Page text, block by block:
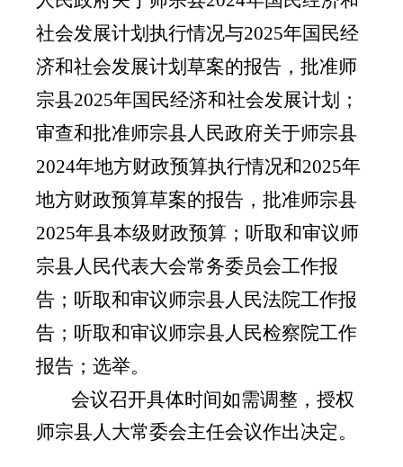
社会发展计划执行情况与2025年国民经
济和社会发展计划草案的报告，批准师
宗县2025年国民经济和社会发展计划；
审查和批准师宗县人民政府关于师宗县
2024年地方财政预算执行情况和2025年
地方财政预算草案的报告，批准师宗县
2025年县本级财政预算；听取和审议师
宗县人民代表大会常务委员会工作报
告；听取和审议师宗县人民法院工作报
告；听取和审议师宗县人民检察院工作
报告； 选举。
会议召开具体时间如需调整，授权
师宗县人大常委会主任会议作出决定。